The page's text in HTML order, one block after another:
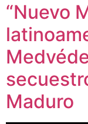
“Nuevo
Maduro